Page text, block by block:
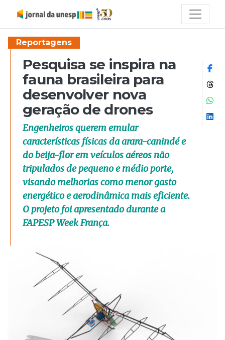
Reportagens
Pesquisa se inspira na
fauna brasileira para
desenvolver nova
geração de drones
Engenheiros querem emular
características físicas da arara-canindé e
do beija-flor em veículos aéreos não
tripulados de pequeno e médio porte,
visando melhorias como menor gasto
energético e aerodinâmica mais eficiente.
O projeto foi apresentado durante a
FAPESP Week França.